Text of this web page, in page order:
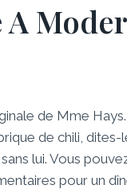
de Mme
de chili, dites-
lui. Vous
pour un